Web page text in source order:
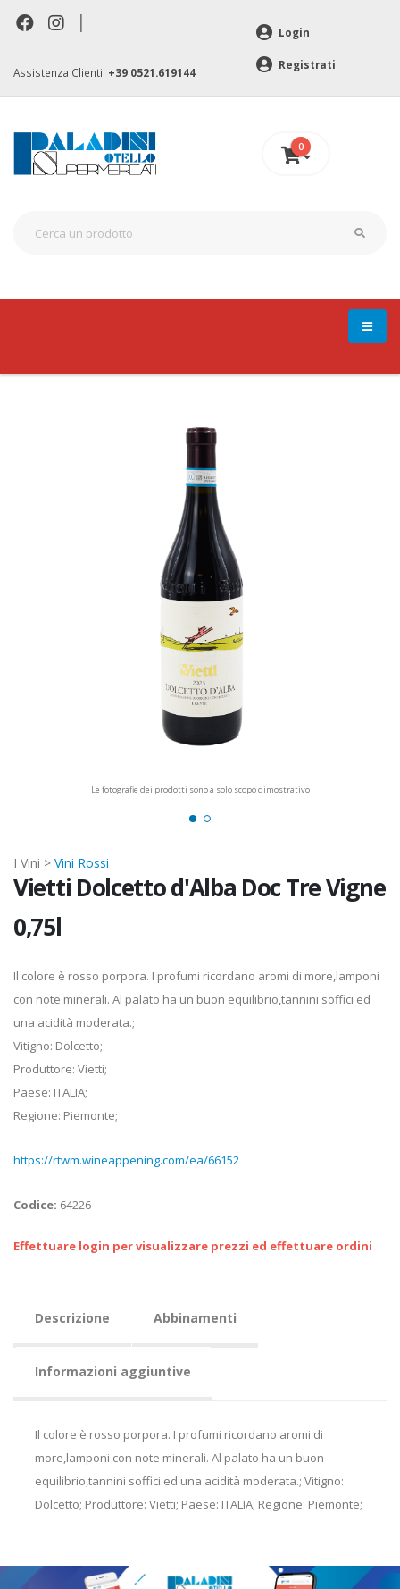
|
Assistenza Clienti: +39 0521.619144
Login
Registrati
0
Le fotografie dei prodotti sono a solo scopo dimostrativo
I Vini > Vini Rossi
Vietti Dolcetto d'Alba Doc Tre Vigne
0,75l
Il colore è rosso porpora. I profumi ricordano aromi di more,lamponi
con note minerali. Al palato ha un buon equilibrio,tannini soffici ed
una acidità moderata.;
Vitigno: Dolcetto;
Produttore: Vietti;
Paese: ITALIA;
Regione: Piemonte;
https://rtwm.wineappening.com/ea/66152
Codice: 64226
Effettuare login per visualizzare prezzi ed effettuare ordini
Descrizione Abbinamenti
Informazioni aggiuntive
Il colore è rosso porpora. I profumi ricordano aromi di
more,lamponi con note minerali. Al palato ha un buon
equilibrio,tannini soffici ed una acidità moderata.; Vitigno:
Dolcetto; Produttore: Vietti; Paese: ITALIA; Regione: Piemonte;